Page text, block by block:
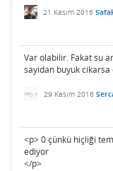
21 Kasım 2016
Var olabilir. Fakat su
sayidan buyuk
29 Kasım 2016
<p> 0 çünkü hiçliği
ediyor
</p>